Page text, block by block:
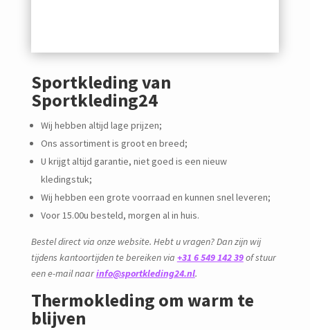
Sportkleding van
Sportkleding24
Wij hebben altijd lage prijzen;
Ons assortiment is groot en breed;
U krijgt altijd garantie, niet goed is een nieuw
kledingstuk;
Wij hebben een grote voorraad en kunnen snel leveren;
Voor 15.00u besteld, morgen al in huis.
Bestel direct via onze website. Hebt u vragen? Dan zijn wij
tijdens kantoortijden te bereiken via +31 6 549 142 39of stuur
een e-mail naarinfo@sportkleding24.nl.
Thermokleding om warm te
blijven